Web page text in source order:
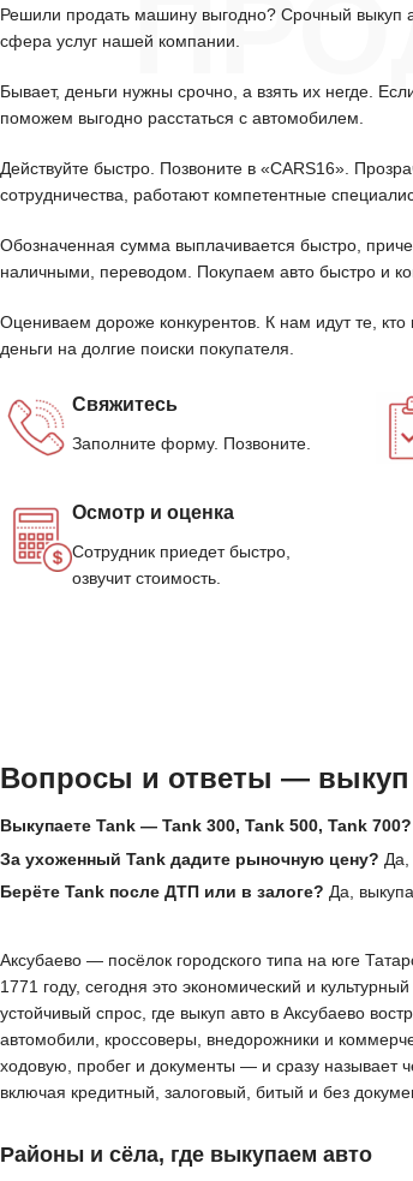
Решили продать машину выгодно? Срочный выкуп
сфера услуг нашей компании.
Бывает, деньги нужны срочно, а взять их негде.
поможем выгодно расстаться с автомобилем.
Действуйте быстро. Позвоните в «CARS16».
сотрудничества, работают компетентные
Обозначенная сумма выплачивается быстро,
наличными, переводом. Покупаем авто быстро и
Оцениваем дороже конкурентов. К нам идут те, кто
деньги на долгие поиски покупателя.
Свяжитесь
Заполните форму. Позвоните.
Осмотр и оценка
Сотрудник приедет быстро,
озвучит стоимость.
Вопросы и ответы — выкуп
Выкупаете Tank — Tank 300, Tank 500, Tank 700?
За ухоженный Tank дадите рыночную цену? Да,
Берёте Tank после ДТП или в залоге? Да,
Аксубаево — посёлок городского типа на юге
1771 году, сегодня это экономический и
устойчивый спрос, где выкуп авто в Аксубаево
автомобили, кроссоверы, внедорожники и
ходовую, пробег и документы — и сразу называет
включая кредитный, залоговый, битый и без
Районы и сёла, где выкупаем авто